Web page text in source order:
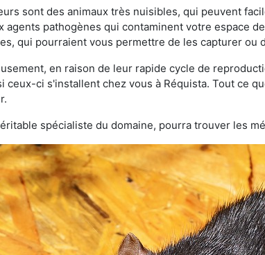
sont des animaux très nuisibles, qui peuvent
agents pathogènes qui contaminent votre espace
qui pourraient vous permettre de les capturer ou
en raison de leur rapide cycle de
ceux-ci s'installent chez vous à Réquista. Tout ce
spécialiste du domaine, pourra trouver les